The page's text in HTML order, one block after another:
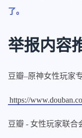
了。
举报内容
豆瓣–原神女性玩家
https://
豆瓣 - 女性玩家联合